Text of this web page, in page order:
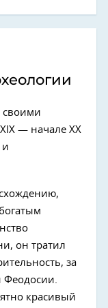
своими
— начале ХХ
и
он тратил
за
красивый